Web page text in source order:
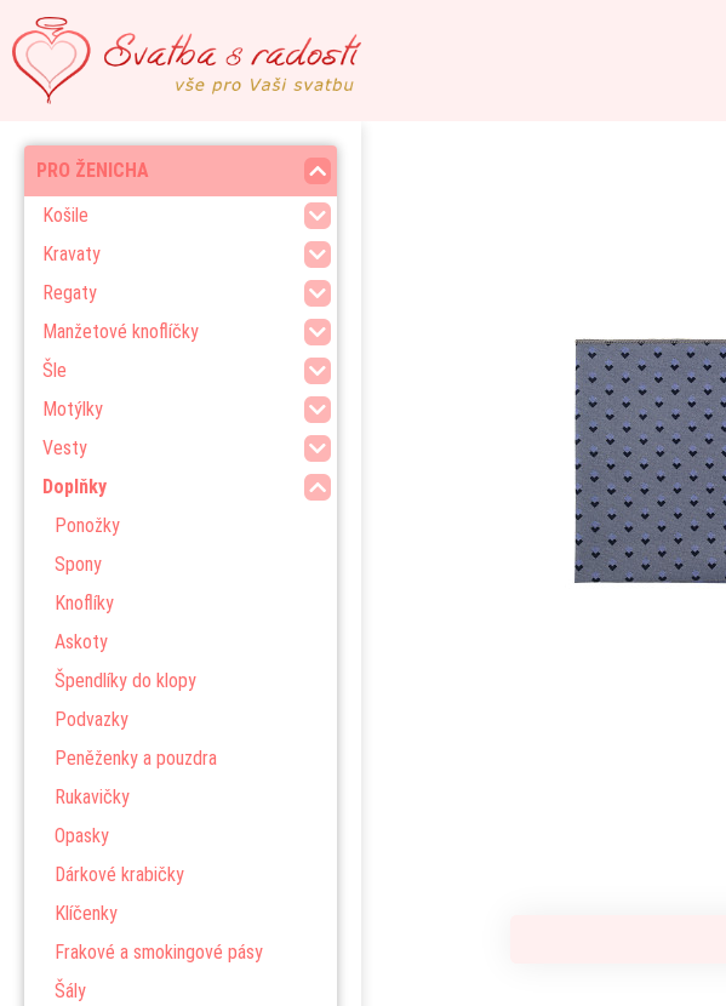
PRO ŽENICHA
Košile
Kravaty
Regaty
Manžetové knoflíčky
Šle
Motýlky
Vesty
Doplňky
Ponožky
Spony
Knoflíky
Askoty
Špendlíky do klopy
Podvazky
Peněženky a pouzdra
Rukavičky
Opasky
Dárkové krabičky
Klíčenky
Frakové a smokingové pásy
Šály